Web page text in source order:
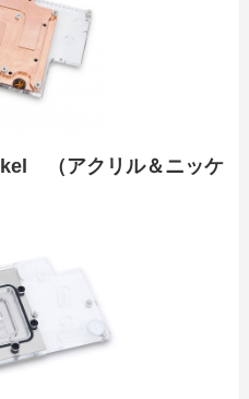
（アクリル＆ニッケ